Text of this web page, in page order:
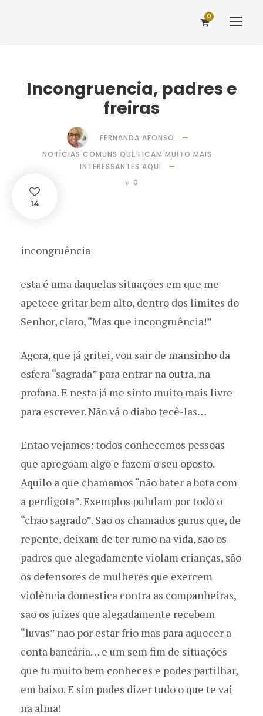
0
Incongruencia, padres e
freiras
FERNANDA AFONSO
NOTÍCIAS COMUNS QUE FICAM MUITO MAIS
INTERESSANTES AQUI
0
14
incongruência
esta é uma daquelas situações em que me
apetece gritar bem alto, dentro dos limites do
Senhor, claro, “Mas que incongruência!”
Agora, que já gritei, vou sair de mansinho da
esfera “sagrada” para entrar na outra, na
profana. E nesta já me sinto muito mais livre
para escrever. Não vá o diabo tecê-las…
Então vejamos: todos conhecemos pessoas
que apregoam algo e fazem o seu oposto.
Aquilo a que chamamos “não bater a bota com
a perdigota”. Exemplos pululam por todo o
“chão sagrado”. São os chamados gurus que, de
repente, deixam de ter rumo na vida, são os
padres que alegadamente violam crianças, são
os defensores de mulheres que exercem
violência domestica contra as companheiras,
são os juízes que alegadamente recebem
“luvas” não por estar frio mas para aquecer a
conta bancária… e um sem fim de situações
que tu muito bem conheces e podes partilhar,
em baixo. E sim podes dizer tudo o que te vai
na alma!